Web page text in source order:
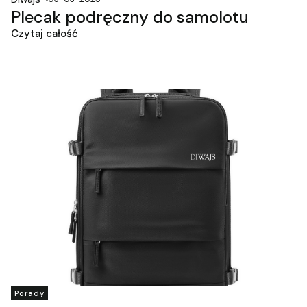
Plecak podręczny do samolotu
Czytaj całość
Porady